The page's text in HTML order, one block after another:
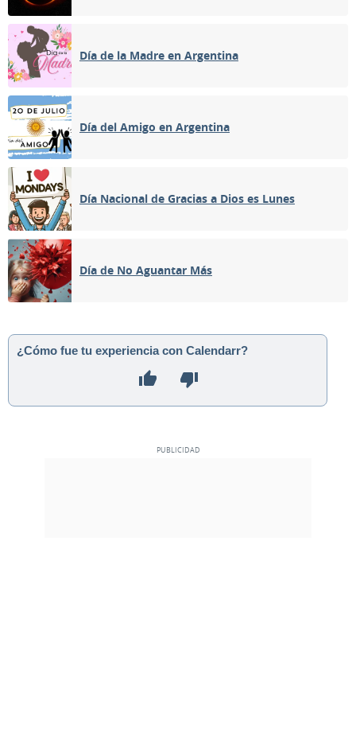
Día de la Madre en Argentina
Día del Amigo en Argentina
Día Nacional de Gracias a Dios es Lunes
Día de No Aguantar Más
¿Cómo fue tu experiencia con Calendarr?